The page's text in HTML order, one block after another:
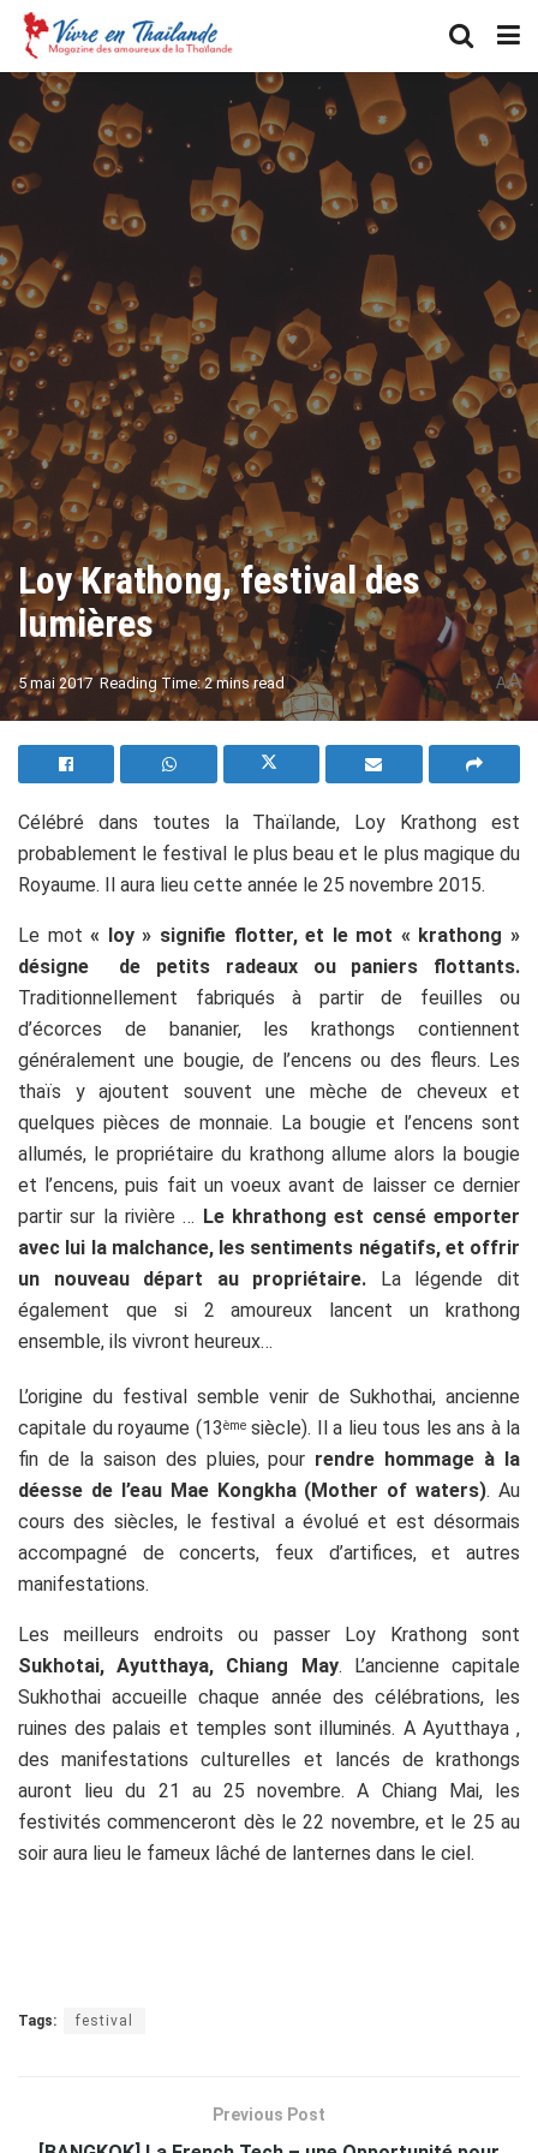
Loy Krathong, festival des
lumières
5 mai 2017 Reading Time: 2 mins read AA
Célébré dans toutes la Thaïlande, Loy Krathong est
probablement le festival le plus beau et le plus magique du
Royaume. Il aura lieu cette année le 25 novembre 2015.
Le mot« loy » signifie flotter, et le mot « krathong »
désigne de petits radeaux ou paniers flottants.
Traditionnellement fabriqués à partir de feuilles ou
d’écorces de bananier, les krathongs contiennent
généralement une bougie, de l’encens ou des fleurs. Les
thaïs y ajoutent souvent une mèche de cheveux et
quelques pièces de monnaie. La bougie et l’encens sont
allumés, le propriétaire du krathong allume alors la bougie
et l’encens, puis fait un voeux avant de laisser ce dernier
partir sur la rivière … Le khrathong est censé emporter
avec lui la malchance, les sentiments négatifs, et offrir
un nouveau départ au propriétaire. La légende dit
également que si 2 amoureux lancent un krathong
ensemble, ils vivront heureux…
L’origine du festival semble venir de Sukhothai, ancienne
capitale du royaume (13èmesiècle). Il a lieu tous les ans à la
fin de la saison des pluies, pour rendre hommage à la
déesse de l’eau Mae Kongkha (Mother of waters). Au
cours des siècles, le festival a évolué et est désormais
accompagné de concerts, feux d’artifices, et autres
manifestations.
Les meilleurs endroits ou passer Loy Krathong sont
Sukhotai, Ayutthaya, Chiang May. L’ancienne capitale
Sukhothai accueille chaque année des célébrations, les
ruines des palais et temples sont illuminés. A Ayutthaya ,
des manifestations culturelles et lancés de krathongs
auront lieu du 21 au 25 novembre. A Chiang Mai, les
festivités commenceront dès le 22 novembre, et le 25 au
soir aura lieu le fameux lâché de lanternes dans le ciel.
Tags: festival
Previous Post